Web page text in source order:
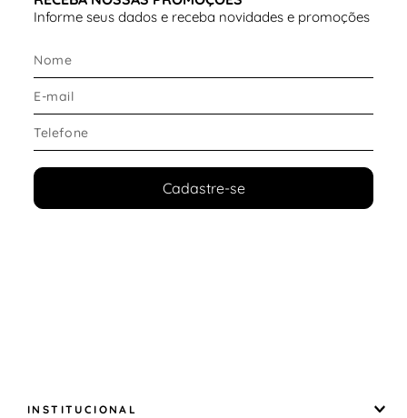
Informe seus dados e receba novidades e promoções
Cadastre-se
INSTITUCIONAL